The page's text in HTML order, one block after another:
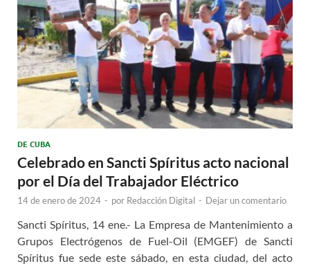
DE CUBA
Celebrado en Sancti Spíritus acto nacional
por el Día del Trabajador Eléctrico
14 de enero de 2024 - por Redacción Digital - Dejar un comentario
Sancti Spíritus, 14 ene.- La Empresa de Mantenimiento a
Grupos Electrógenos de Fuel-Oil (EMGEF) de Sancti
Spíritus fue sede este sábado, en esta ciudad, del acto